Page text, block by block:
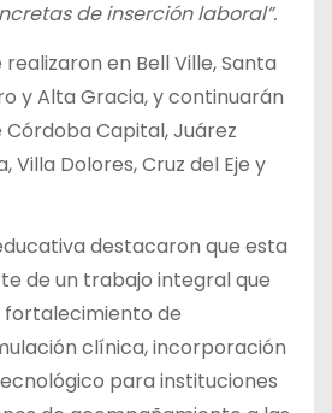
de inserción laboral”.
en Bell Ville, Santa
y Alta Gracia, y continuarán
Capital, Juárez
Villa Dolores, Cruz del Eje y
destacaron que esta
de un trabajo integral que
de
clínica, incorporación
para instituciones